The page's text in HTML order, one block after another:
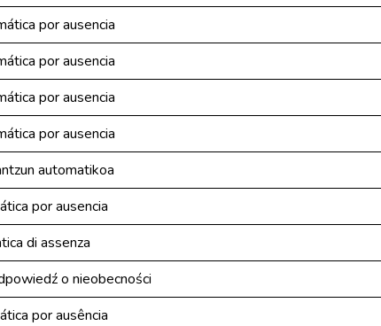
por ausencia
por ausencia
por ausencia
por ausencia
automatikoa
por ausencia
di assenza
o nieobecności
por ausência